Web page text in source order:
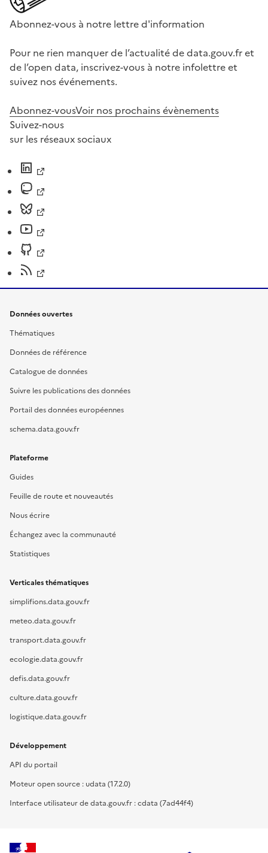
Abonnez-vous à notre lettre d'information
Pour ne rien manquer de l’actualité de data.gouv.fr et
de l’open data, inscrivez-vous à notre infolettre et
suivez nos événements.
Abonnez-vousVoir nos prochains évènements
Suivez-nous
sur les réseaux sociaux
Données ouvertes
Thématiques
Données de référence
Catalogue de données
Suivre les publications des données
Portail des données européennes
schema.data.gouv.fr
Plateforme
Guides
Feuille de route et nouveautés
Nous écrire
Échangez avec la communauté
Statistiques
Verticales thématiques
simplifions.data.gouv.fr
meteo.data.gouv.fr
transport.data.gouv.fr
ecologie.data.gouv.fr
defis.data.gouv.fr
culture.data.gouv.fr
logistique.data.gouv.fr
Développement
API du portail
Moteur open source : udata (17.2.0)
Interface utilisateur de data.gouv.fr : cdata (7ad44f4)